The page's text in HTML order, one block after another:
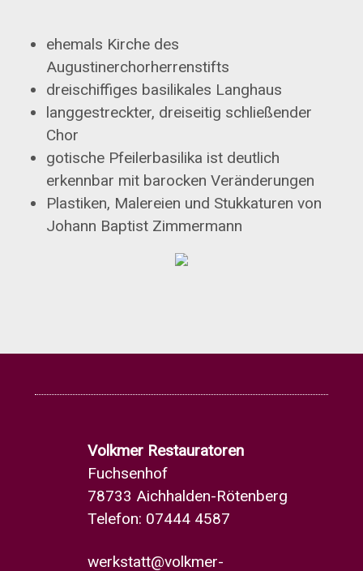
ehemals Kirche des
Augustinerchorherrenstifts
dreischiffiges basilikales Langhaus
langgestreckter, dreiseitig schließender
Chor
gotische Pfeilerbasilika ist deutlich
erkennbar mit barocken Veränderungen
Plastiken, Malereien und Stukkaturen von
Johann Baptist Zimmermann
Volkmer Restauratoren
Fuchsenhof
78733 Aichhalden-Rötenberg
Telefon: 07444 4587
werkstatt@volkmer-